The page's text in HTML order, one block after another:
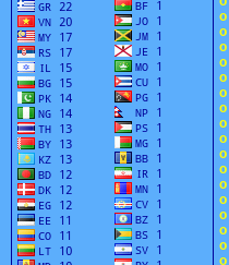
o
o
o
o
o
o
o
o
o
o
o
o
o
o
o
o
o